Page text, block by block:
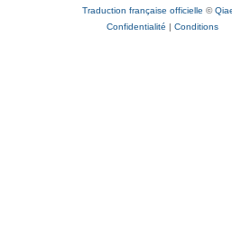
Traduction française officielle ©
Confidentialité | Conditions